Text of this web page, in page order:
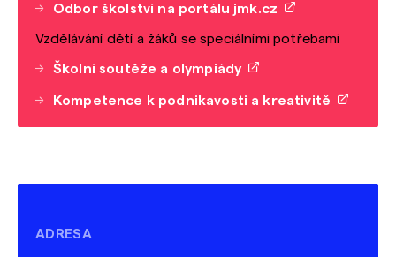
Odbor školství na portálu jmk.cz
Vzdělávání dětí a žáků se speciálními potřebami
Školní soutěže a olympiády
Kompetence k podnikavosti a kreativitě
ADRESA